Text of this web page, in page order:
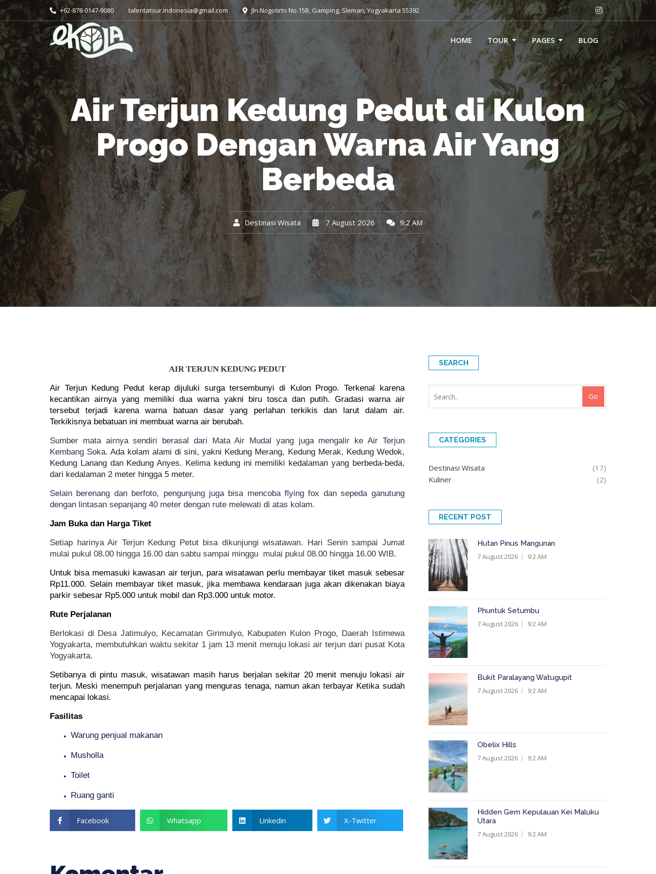
+62-878-0147-9080 talentatour.indonesia@gmail.com Jln.Nogotirto No.15B, Gamping, Sleman, Yogyakarta 55392
HOME TOUR PAGES BLOG
Air Terjun Kedung Pedut di Kulon
Progo Dengan Warna Air Yang
Berbeda
Destinasi Wisata 7 August 2026 9:2 AM
AIR TERJUN KEDUNG PEDUT
Air Terjun Kedung Pedut kerap dijuluki surga tersembunyi di Kulon Progo. Terkenal karena
kecantikan airnya yang memiliki dua warna yakni biru tosca dan putih. Gradasi warna air
tersebut terjadi karena warna batuan dasar yang perlahan terkikis dan larut dalam air.
Terkikisnya bebatuan ini membuat warna air berubah.
Sumber mata airnya sendiri berasal dari Mata Air Mudal yang juga mengalir ke Air Terjun
Kembang Soka. Ada kolam alami di sini, yakni Kedung Merang, Kedung Merak, Kedung Wedok,
Kedung Lanang dan Kedung Anyes. Kelima kedung ini memiliki kedalaman yang berbeda-beda,
dari kedalaman 2 meter hingga 5 meter.
Selain berenang dan berfoto, pengunjung juga bisa mencoba flying fox dan sepeda ganutung
dengan lintasan sepanjang 40 meter dengan rute melewati di atas kolam.
Jam Buka dan Harga Tiket
Setiap harinya Air Terjun Kedung Petut bisa dikunjungi wisatawan. Hari Senin sampai Jumat
mulai pukul 08.00 hingga 16.00 dan sabtu sampai minggu mulai pukul 08.00 hingga 16.00 WIB.
Untuk bisa memasuki kawasan air terjun, para wisatawan perlu membayar tiket masuk sebesar
Rp11.000. Selain membayar tiket masuk, jika membawa kendaraan juga akan dikenakan biaya
parkir sebesar Rp5.000 untuk mobil dan Rp3.000 untuk motor.
Rute Perjalanan
Berlokasi di Desa Jatimulyo, Kecamatan Girimulyo, Kabupaten Kulon Progo, Daerah Istimewa
Yogyakarta, membutuhkan waktu sekitar 1 jam 13 menit menuju lokasi air terjun dari pusat Kota
Yogyakarta.
Setibanya di pintu masuk, wisatawan masih harus berjalan sekitar 20 menit menuju lokasi air
terjun. Meski menempuh perjalanan yang menguras tenaga, namun akan terbayar Ketika sudah
mencapai lokasi.
Fasilitas
Warung penjual makanan
Musholla
Toilet
Ruang ganti
Facebook Whatsapp Linkedin X-Twitter
SEARCH
Go
CATEGORIES
Destinasi Wisata
(17)
Kuliner
(2)
RECENT POST
Hutan Pinus Mangunan
7 August 2026
9:2 AM
Phuntuk Setumbu
7 August 2026
9:2 AM
Bukit Paralayang Watugupit
7 August 2026
9:2 AM
Obelix Hills
7 August 2026
9:2 AM
Hidden Gem Kepulauan Kei Maluku
Utara
7 August 2026
9:2 AM